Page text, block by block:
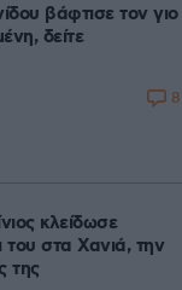
βάφτισε τον γιο
δείτε
8
κλείδωσε
του στα Χανιά, την
της